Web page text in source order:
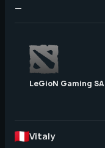
—
Vitaly
LeGioN Gaming SA